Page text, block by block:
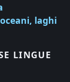
laghi
LINGUE